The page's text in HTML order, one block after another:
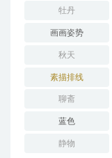
牡丹
画画姿势
秋天
素描排线
聊斋
蓝色
静物